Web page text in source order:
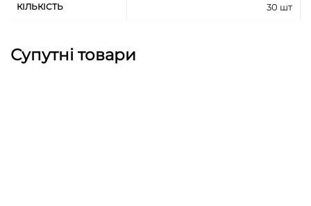
КІЛЬКІСТЬ 30 шт
Супутні товари